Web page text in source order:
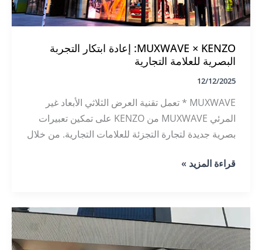
MUXWAVE × KENZO: إعادة ابتكار التجربة
البصرية للعلامة التجارية
12/12/2025
MUXWAVE * تعمل تقنية العرض الثلاثي الأبعاد غير
المرئي MUXWAVE من KENZO على تمكين تعبيرات
بصرية جديدة لتجارة التجزئة للعلامات التجارية. من خلال
والسحر الفني، تقدم هذه التقنية تجربة بصرية جديدة
MUXWAVE
ابتكار
التجربة
البصرية
للعلامة
قراءة المزيد »